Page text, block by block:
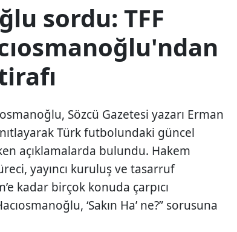
sordu: TFF
Sözcü Gazetesi yazarı Erman
Türk futbolundaki güncel
açıklamalarda bulundu. Hakem
yayıncı kuruluş ve tasarruf
kadar birçok konuda çarpıcı
‘Sakın Ha’ ne?” sorusuna